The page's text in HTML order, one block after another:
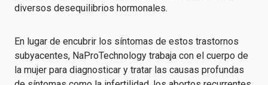
diversos desequilibrios hormonales.
En lugar de encubrir los síntomas de estos trastornos
subyacentes, NaProTechnology trabaja con el cuerpo de
la mujer para diagnosticar y tratar las causas profundas